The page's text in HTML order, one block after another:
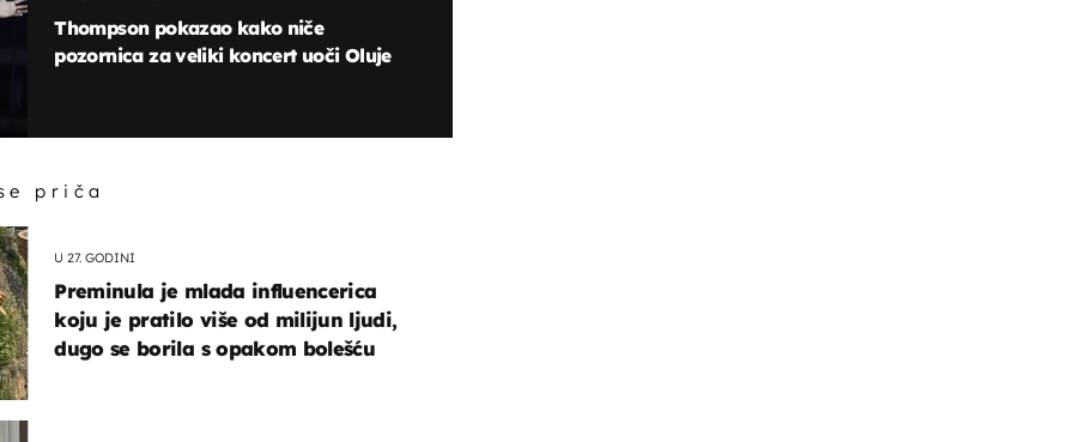
Thompson pokazao kako niče
pozornica za veliki koncert uoči Oluje
priča
U 27. GODINI
Preminula je mlada influencerica
koju je pratilo više od milijun ljudi,
dugo se borila s opakom bolešću